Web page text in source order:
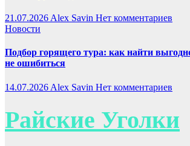
21.07.2026 Alex Savin Нет комментариев
Новости
Подбор горящего тура: как найти
не ошибиться
14.07.2026 Alex Savin Нет комментариев
Райские Уголки